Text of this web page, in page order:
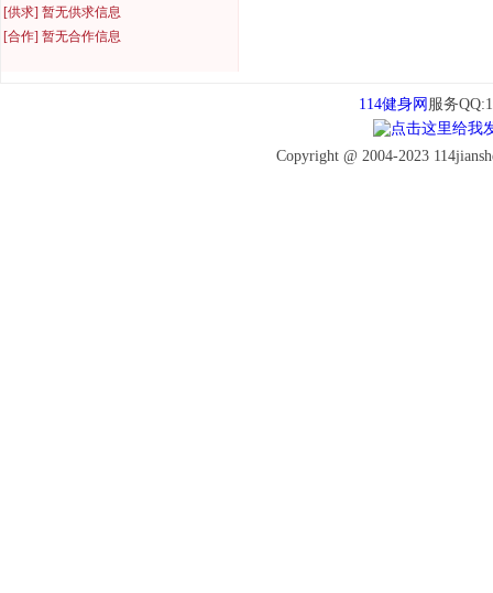
[供求] 暂无供求信息
[合作] 暂无合作信息
114健身网 服务
Copyright @ 2004-2023